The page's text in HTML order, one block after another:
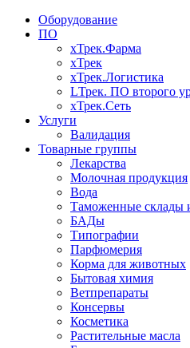
Оборудование
ПО
хТрек.Фарма
хТрек
хТрек.Логистика
LТрек. ПО второго
хТрек.Сеть
Услуги
Валидация
Товарные группы
Лекарства
Молочная продукция
Вода
Таможенные
БАДы
Типографии
Парфюмерия
Корма для животных
Бытовая химия
Ветпрепараты
Консервы
Косметика
Растительные масла